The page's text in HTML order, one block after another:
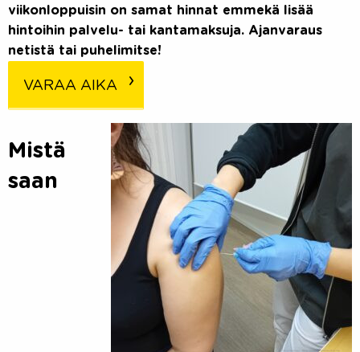
viikonloppuisin on samat hinnat emmekä lisää
hintoihin palvelu- tai kantamaksuja. Ajanvaraus
netistä tai puhelimitse!
VARAA AIKA
Mistä
saan